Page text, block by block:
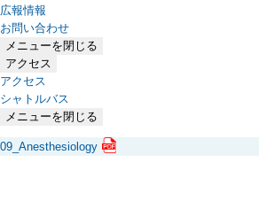
広報情報
お問い合わせ
メニューを閉じる
アクセス
アクセス
シャトルバス
メニューを閉じる
09_Anesthesiology